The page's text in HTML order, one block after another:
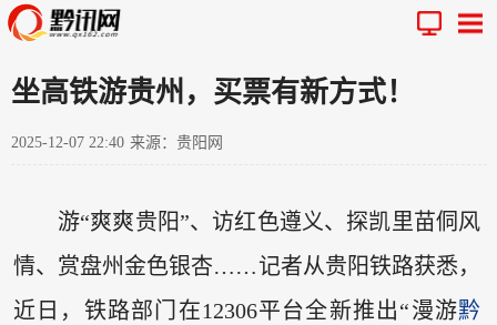
坐高铁游贵州，买票有新方式！
2025-12-07 22:40 来源：贵阳网
游“爽爽贵阳”、访红色遵义、探凯里苗侗风
情、赏盘州金色银杏……记者从贵阳铁路获悉，
近日，铁路部门在12306平台全新推出“漫游黔